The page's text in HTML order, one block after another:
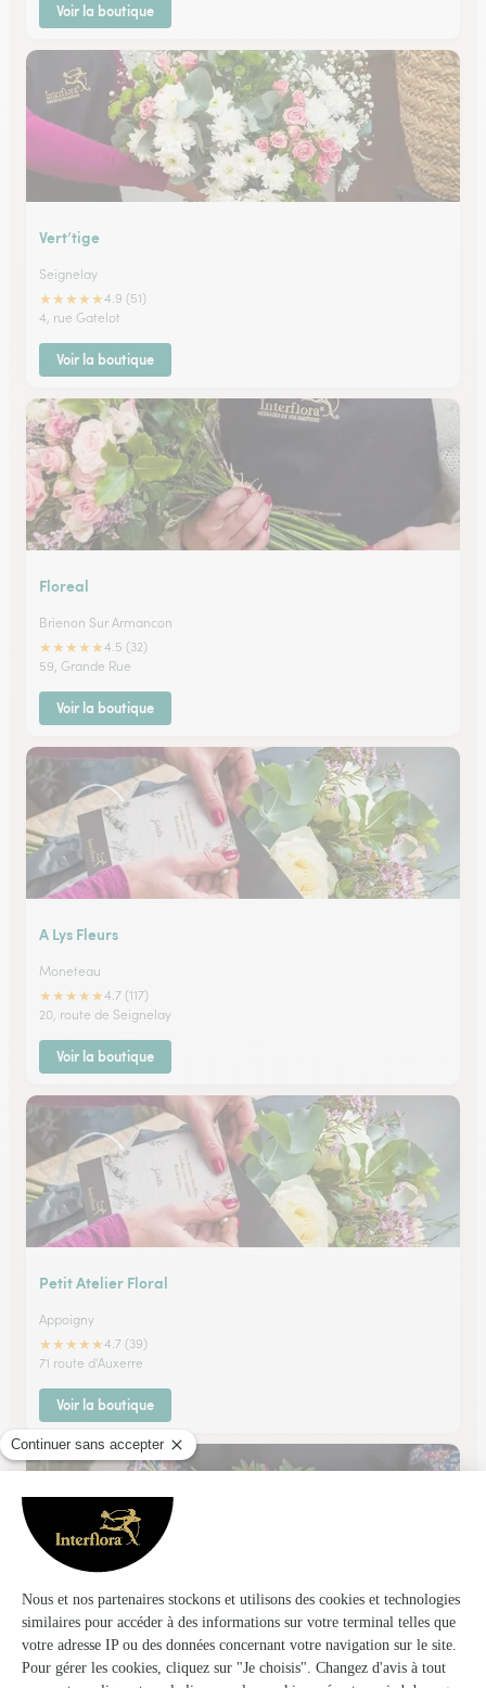
Voir la boutique
Vert’tige
Seignelay
★★★★★4.9 (51)
4, rue Gatelot
Voir la boutique
Floreal
Brienon Sur Armancon
★★★★★4.5 (32)
59, Grande Rue
Voir la boutique
A Lys Fleurs
Moneteau
★★★★★4.7 (117)
20, route de Seignelay
Voir la boutique
Petit Atelier Floral
Appoigny
★★★★★4.7 (39)
71 route d'Auxerre
Voir la boutique
Holland Fleurs
Auxerre